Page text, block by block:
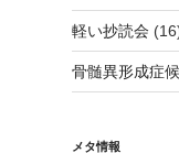
軽い抄読会
骨髄異形成症
メタ情報